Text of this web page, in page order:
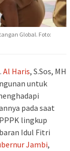
Global. Foto:
Al Haris, S.Sos, MH
untuk
pada saat
lingkup
Idul Fitri
Jambi,